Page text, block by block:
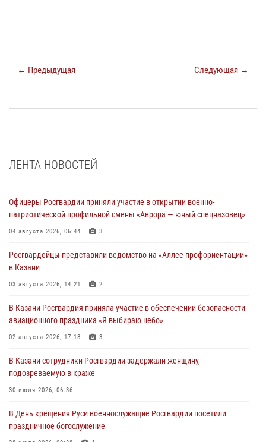
← Предыдущая Следующая →
ЛЕНТА НОВОСТЕЙ
Офицеры Росгвардии приняли участие в открытии военно-
патриотической профильной смены «Аврора — юный спецназовец»
04 августа 2026, 06:44 3
Росгвардейцы представили ведомство на «Аллее профориентации»
в Казани
03 августа 2026, 14:21 2
В Казани Росгвардия приняла участие в обеспечении безопасности
авиационного праздника «Я выбираю небо»
02 августа 2026, 17:18 3
В Казани сотрудники Росгвардии задержали женщину,
подозреваемую в краже
30 июля 2026, 06:36
В День крещения Руси военнослужащие Росгвардии посетили
праздничное богослужение